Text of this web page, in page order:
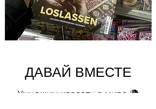
ДАВАЙ ВМЕСТЕ
Умножим красоту в мире 🌍